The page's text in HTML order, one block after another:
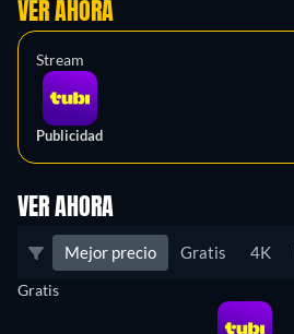
VER AHORA
Stream
Publicidad
VER AHORA
Mejor precio Gratis 4K
Gratis